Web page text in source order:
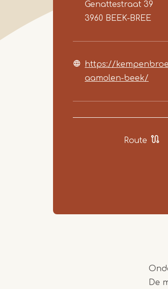
Genattestraat 39
3960 BEEK-BREE
https://
aamolen-beek/
Route
De